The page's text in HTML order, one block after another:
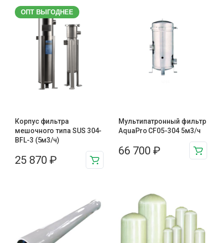
ОПТ ВЫГОДНЕЕ
Корпус фильтра
мешочного типа SUS 304-
BFL-3 (5м3/ч)
25 870 ₽
Мультипатронный фильтр
AquaPro CF05-304 5м3/ч
66 700 ₽